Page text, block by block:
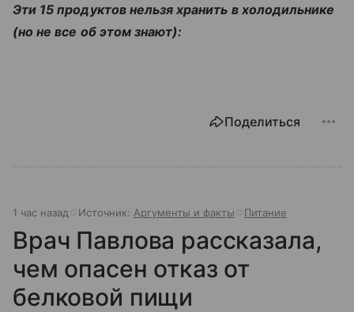
Эти 15 продуктов нельзя хранить в холодильнике
(но не все об этом знают):
Поделиться
1 час назад Источник: Аргументы и факты Питание
Врач Павлова рассказала,
чем опасен отказ от
белковой пищи